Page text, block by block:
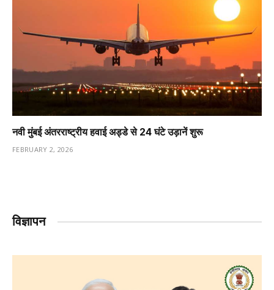
नवी मुंबई अंतरराष्ट्रीय हवाई अड्डे से 24 घंटे उड़ानें शुरू
FEBRUARY 2, 2026
विज्ञापन